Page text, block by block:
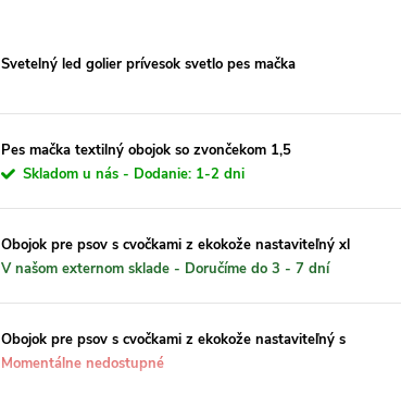
Svetelný led golier prívesok svetlo pes mačka
Pes mačka textilný obojok so zvončekom 1,5
Skladom u nás - Dodanie: 1-2 dni
Obojok pre psov s cvočkami z ekokože nastaviteľný xl
V našom externom sklade - Doručíme do 3 - 7 dní
Obojok pre psov s cvočkami z ekokože nastaviteľný s
Momentálne nedostupné